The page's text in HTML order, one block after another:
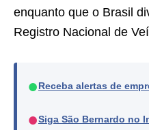
enquanto que o Brasil
Registro Nacional de
● Receba alertas de
●Siga São Bernardo no